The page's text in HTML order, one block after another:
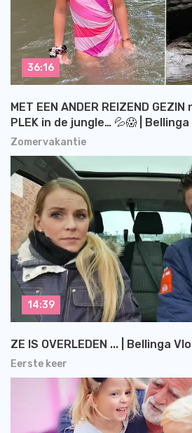
Zomervakantie
MET EEN ANDER REIZEND
PLEK in de jungle… 💦😱 |
36:16
Eerste keer
ZE IS OVERLEDEN ... | Bellinga
14:39